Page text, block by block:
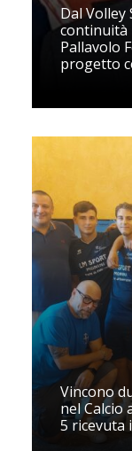
Dal Volley
continuità
Pallavolo
progetto
Vincono
nel Calcio
5 ricevuta